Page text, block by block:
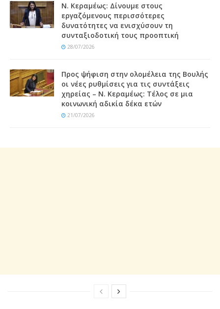
Ν. Κεραμέως: Δίνουμε στους
εργαζόμενους περισσότερες
δυνατότητες να ενισχύσουν τη
συνταξιοδοτική τους προοπτική
28/07/2026
Προς ψήφιση στην ολομέλεια της Βουλής
οι νέες ρυθμίσεις για τις συντάξεις
χηρείας – Ν. Κεραμέως: Τέλος σε μια
κοινωνική αδικία δέκα ετών
21/07/2026